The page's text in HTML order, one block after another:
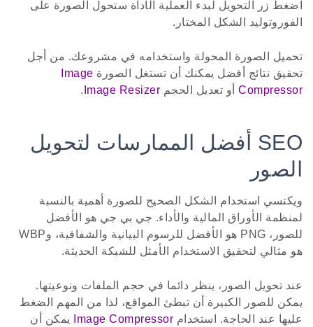
اضغط زر التحويل لبدء العملية الأداة ستحول الصورة على
الفوروتوليد الشكل المختار.
تحميل الصورة المحولة واستخدامه في مشروعك. من أجل
تحقيق نتائج أفضل يمكنك أن تستغل الصورة Image
Compressor أو تعديل الحجم Image Resizer
.
SEO أفضل الممارسات لتحويل
الصور
ويكتسي استخدام الشكل الصحيح للصورة أهمية بالنسبة
لمنظمة الأوراق المالية والأداء. جي بي جي هو الأفضل
للصور، PNG هو الأفضل للرسوم البيانية والشفافية، وWBP
هو مثالي لتحقيق الاستخدام الأمثل للشبكة الحديثة.
عند تحويل الصور، ينظر دائما في حجم الملفات ونوعيتها.
يمكن للصور الكبيرة أن تبطئ المواقع، لذا من المهم الضغط
عليها عند الحاجة. استخدام Image Compressor
يمكن أن